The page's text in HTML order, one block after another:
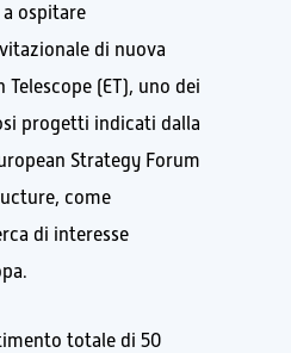
ospitare
di nuova
(ET), uno dei
progetti indicati dalla
Strategy Forum
come
di interesse
totale di 50